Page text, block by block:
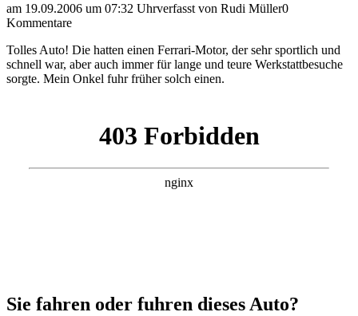
am 19.09.2006 um 07:32 Uhrverfasst von Rudi Müller0
Kommentare
Tolles Auto! Die hatten einen Ferrari-Motor, der sehr sportlich und
schnell war, aber auch immer für lange und teure Werkstattbesuche
sorgte. Mein Onkel fuhr früher solch einen.
Sie fahren oder fuhren dieses Auto?